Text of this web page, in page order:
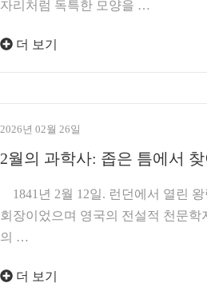
자리처럼 독특한 모양을 …
더 보기
2026년 02월 26일
2월의 과학사: 좁은 틈에서
1841년 2월 12일. 런던에서 열린
회장이었으며 영국의 전설적 천문
의 …
더 보기